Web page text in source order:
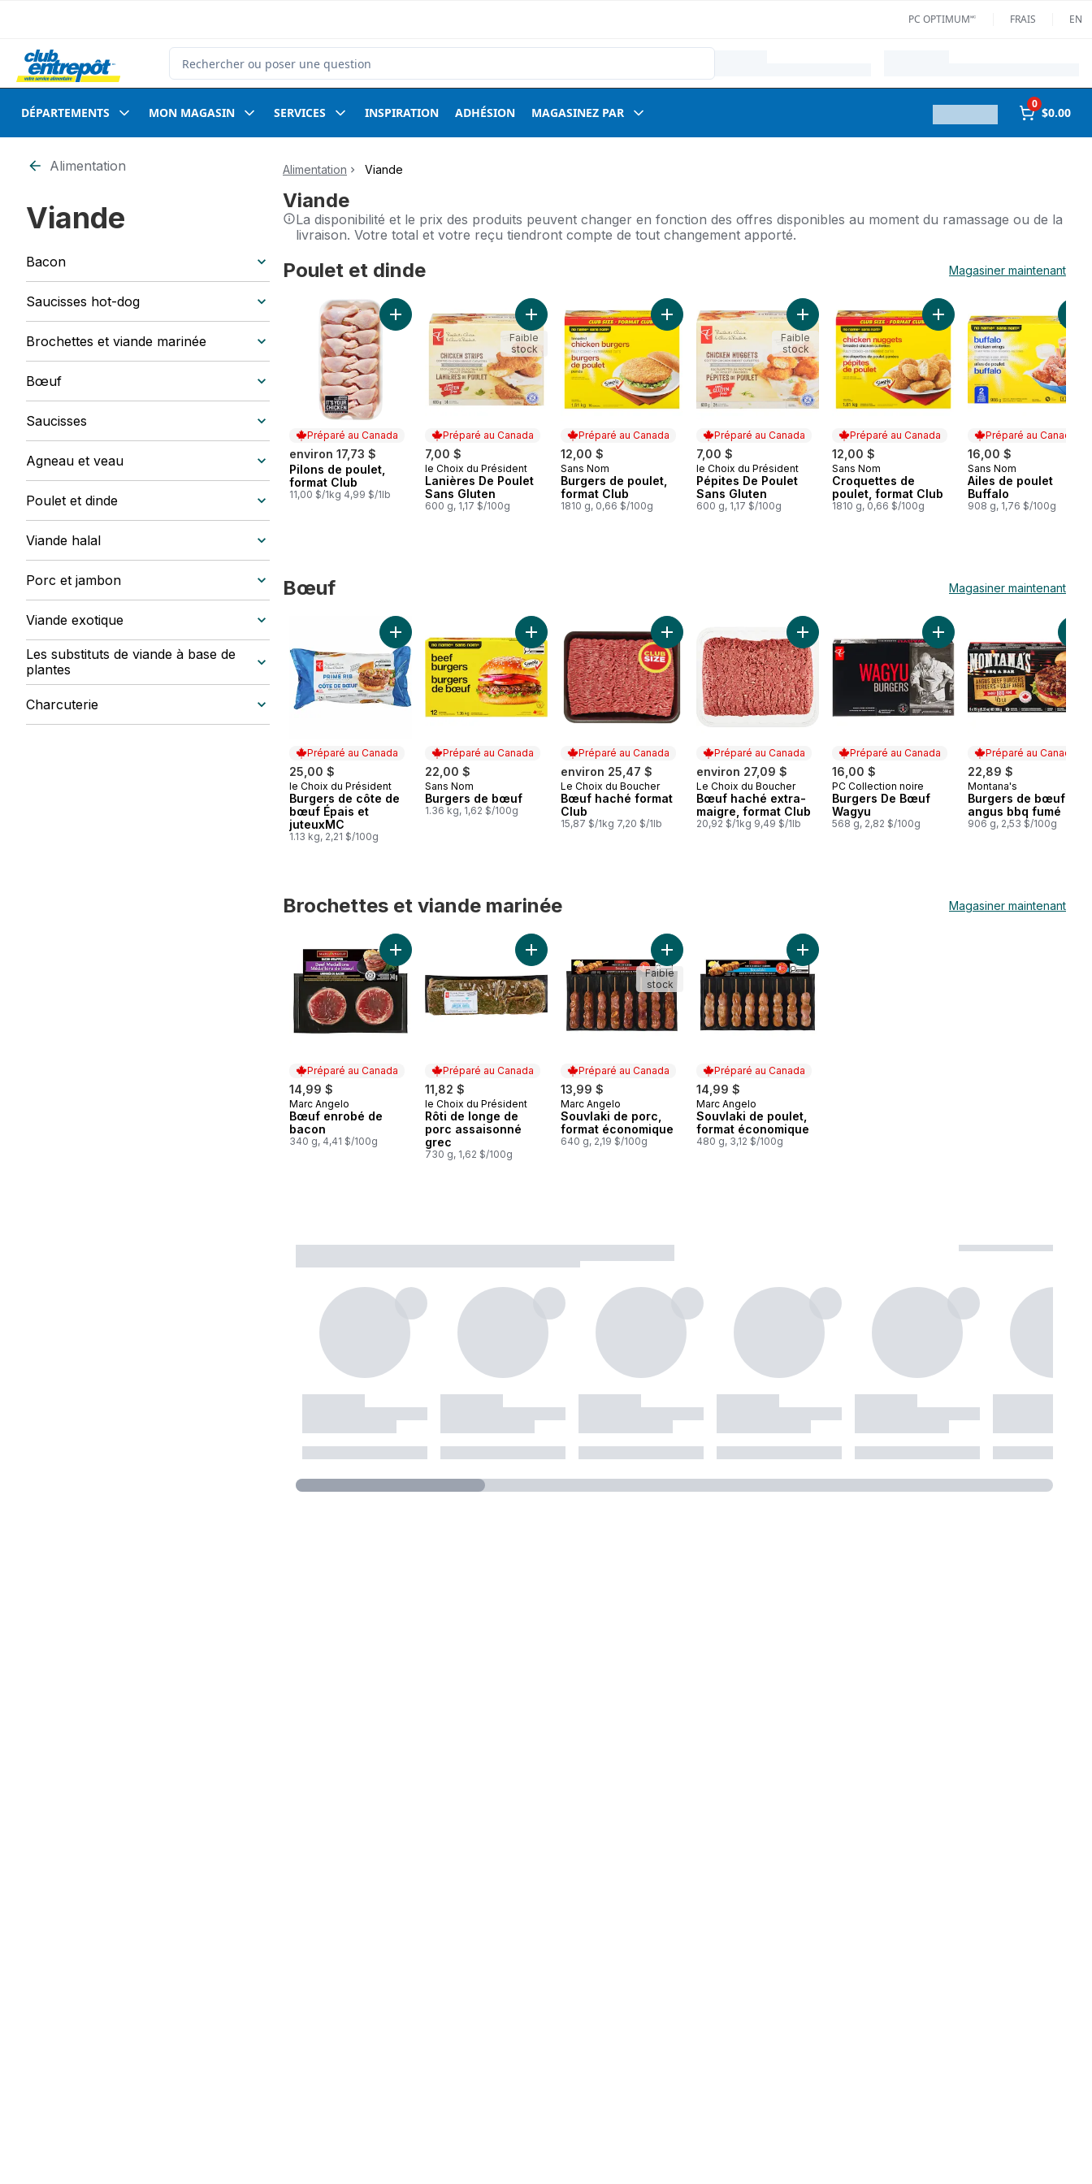
PC OPTIMUM🅪
FRAIS EN
Rechercher des produits
DÉPARTEMENTS MON MAGASIN SERVICES INSPIRATION ADHÉSION MAGASINEZ PAR
0
$0.00
Alimentation
Viande
Bacon
Saucisses hot-dog
Brochettes et viande marinée
Bœuf
Saucisses
Agneau et veau
Poulet et dinde
Viande halal
Porc et jambon
Viande exotique
Les substituts de viande à base de
plantes
Charcuterie
Alimentation Viande
Viande
La disponibilité et le prix des produits peuvent changer en fonction des offres disponibles au moment du ramassage ou de la
livraison. Votre total et votre reçu tiendront compte de tout changement apporté.
Poulet et dinde Magasiner maintenant
sauter Poulet et dinde
Préparé au Canada
environ 17,73 $
Préparé au Canada
Pilons de poulet,
format Club
11,00 $/1kg 4,99 $/1lb
Ajouter Pilons de poulet, format Club au panier
Préparé au Canada
7,00 $
Préparé au Canada
le Choix du Président
Lanières De Poulet
Sans Gluten
600 g, 1,17 $/100g
Ajouter Lanières De Poulet Sans Gluten au panier
Faible
stock
Préparé au Canada
12,00 $
Préparé au Canada
Sans Nom
Burgers de poulet,
format Club
1810 g, 0,66 $/100g
Ajouter Burgers de poulet, format Club au panier
Préparé au Canada
7,00 $
Préparé au Canada
le Choix du Président
Pépites De Poulet
Sans Gluten
600 g, 1,17 $/100g
Ajouter Pépites De Poulet Sans Gluten au panier
Faible
stock
Préparé au Canada
12,00 $
Préparé au Canada
Sans Nom
Croquettes de
poulet, format Club
1810 g, 0,66 $/100g
Ajouter Croquettes de
Préparé au Canada
16,00 $
Préparé au Canada
Sans Nom
Ailes de poulet
Buffalo
908 g, 1,76 $/100g
Bœuf Magasiner maintenant
Préparé au Canada
25,00 $
Préparé au Canada
le Choix du Président
Burgers de côte de
bœuf Épais et
juteuxMC
1.13 kg, 2,21 $/100g
Ajouter Burgers de côte de bœuf Épais et juteuxMC au panier
Préparé au Canada
22,00 $
Préparé au Canada
Sans Nom
Burgers de bœuf
1.36 kg, 1,62 $/100g
Ajouter Burgers de bœuf au panier
Préparé au Canada
environ 25,47 $
Préparé au Canada
Le Choix du Boucher
Bœuf haché format
Club
15,87 $/1kg 7,20 $/1lb
Ajouter Bœuf haché format Club au panier
Préparé au Canada
environ 27,09 $
Préparé au Canada
Le Choix du Boucher
Bœuf haché extra-
maigre, format Club
20,92 $/1kg 9,49 $/1lb
Ajouter Bœuf haché extra-maigre, format Club au
Préparé au Canada
16,00 $
Préparé au Canada
PC Collection noire
Burgers De Bœuf
Wagyu
568 g, 2,82 $/100g
Ajouter Burgers De Bœuf
Préparé au Canada
22,89 $
Préparé au Canada
Montana's
Burgers de bœuf
angus bbq fumé
906 g, 2,53 $/100g
Brochettes et viande marinée Magasiner maintenant
sauter Brochettes et viande marinée
Préparé au Canada
14,99 $
Préparé au Canada
Marc Angelo
Bœuf enrobé de
bacon
340 g, 4,41 $/100g
Ajouter Bœuf enrobé de bacon au panier
Préparé au Canada
11,82 $
Préparé au Canada
le Choix du Président
Rôti de longe de
porc assaisonné
grec
730 g, 1,62 $/100g
Ajouter Rôti de longe de porc assaisonné grec au panier
Préparé au Canada
13,99 $
Préparé au Canada
Marc Angelo
Souvlaki de porc,
format économique
640 g, 2,19 $/100g
Ajouter Souvlaki de porc, format économique au panier
Faible
stock
Préparé au Canada
14,99 $
Préparé au Canada
Marc Angelo
Souvlaki de poulet,
format économique
480 g, 3,12 $/100g
Ajouter Souvlaki de poulet, format économique au